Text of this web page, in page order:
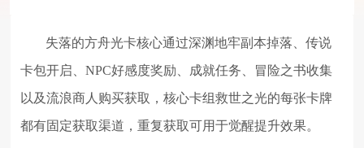
失落的方舟光卡核心通过深渊地牢副本掉落、传说
卡包开启、NPC好感度奖励、成就任务、冒险之书收集
以及流浪商人购买获取，核心卡组救世之光的每张卡牌
都有固定获取渠道，重复获取可用于觉醒提升效果。